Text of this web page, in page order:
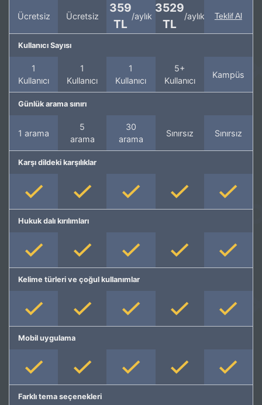
Ücretsiz Ücretsiz
359
TL
/aylık
3529
TL
/aylık Teklif Al
Kullanıcı Sayısı
1
Kullanıcı
1
Kullanıcı
1
Kullanıcı
5+
Kullanıcı
Kampüs
Günlük arama sınırı
1 arama
5
arama
30
arama
Sınırsız Sınırsız
Karşı dildeki karşılıklar
Hukuk dalı kırılımları
Kelime türleri ve çoğul kullanımlar
Mobil uygulama
Farklı tema seçenekleri